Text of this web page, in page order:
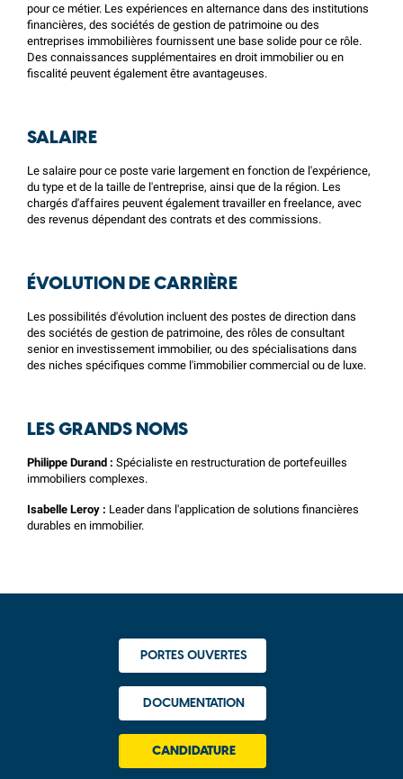
pour ce métier. Les expériences en alternance dans des institutions
financières, des sociétés de gestion de patrimoine ou des
entreprises immobilières fournissent une base solide pour ce rôle.
Des connaissances supplémentaires en droit immobilier ou en
fiscalité peuvent également être avantageuses.
SALAIRE
Le salaire pour ce poste varie largement en fonction de l'expérience,
du type et de la taille de l'entreprise, ainsi que de la région. Les
chargés d'affaires peuvent également travailler en freelance, avec
des revenus dépendant des contrats et des commissions.
ÉVOLUTION DE CARRIÈRE
Les possibilités d'évolution incluent des postes de direction dans
des sociétés de gestion de patrimoine, des rôles de consultant
senior en investissement immobilier, ou des spécialisations dans
des niches spécifiques comme l'immobilier commercial ou de luxe.
LES GRANDS NOMS
Philippe Durand : Spécialiste en restructuration de portefeuilles
immobiliers complexes.
Isabelle Leroy : Leader dans l'application de solutions financières
durables en immobilier.
PORTES OUVERTES
DOCUMENTATION
CANDIDATURE